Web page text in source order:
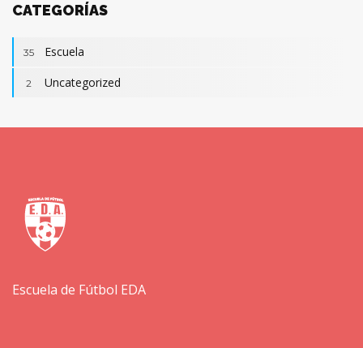
CATEGORÍAS
35 Escuela
2 Uncategorized
Escuela de Fútbol EDA